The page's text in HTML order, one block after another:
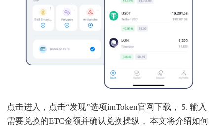
点击进入，点击“发现”选项imToken官网下载， 5. 输入
需要兑换的ETC金额并确认兑换操纵， 本文将介绍如何